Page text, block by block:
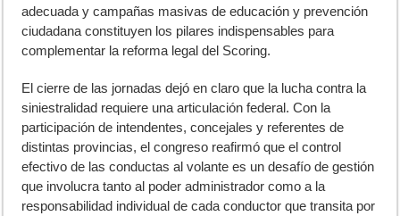
adecuada y campañas masivas de educación y prevención
ciudadana constituyen los pilares indispensables para
complementar la reforma legal del Scoring.
El cierre de las jornadas dejó en claro que la lucha contra la
siniestralidad requiere una articulación federal. Con la
participación de intendentes, concejales y referentes de
distintas provincias, el congreso reafirmó que el control
efectivo de las conductas al volante es un desafío de gestión
que involucra tanto al poder administrador como a la
responsabilidad individual de cada conductor que transita por